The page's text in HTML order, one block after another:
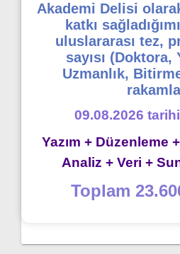
Akademi Delisi
katkı
uluslararası tez,
sayısı (Doktora,
Uzmanlık,
09.08.2026
Yazım + Düzenleme
Analiz + Veri +
Toplam